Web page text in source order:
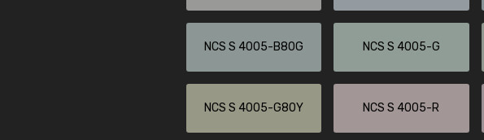
NCS S 4005-B80G NCS S 4005-G
NCS S 4005-G80Y NCS S 4005-R